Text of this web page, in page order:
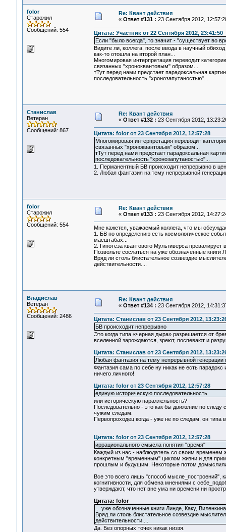
folor
Старожил
Сообщений: 554
Re: Квант действия
« Ответ #131 : 23 Сентября 2012,
Цитата: Участник от 22 Сентября 2012, 23:41:50
Если "было всегда", то значит - "существует во
Видите ли, коллега, после ввода в научный
как-то отошла на второй план...
Многомировая интерпретация переводит
связанных "хроноквантовым" образом...
тТут перед нами предстает парадоксальная
последовательность "хронозапутаностью"....
Станислав
Ветеран
Сообщений: 867
Re: Квант действия
« Ответ #132 : 23 Сентября 2012,
Цитата: folor от 23 Сентября 2012, 12:57:28
Многомировая интерпретация переводит
связанных "хроноквантовым" образом...
тТут перед нами предстает парадоксальная
последовательность "хронозапутаностью"...
1. Перманентный БВ происходит непрерывно в
2. Любая фантазия на тему непрерывной
folor
Старожил
Сообщений: 554
Re: Квант действия
« Ответ #133 : 23 Сентября 2012,
Мне кажется, уважаемый коллега, что мы
1. БВ по определению есть космологическое
масштабах...
2. Гипотеза квантового Мультиверса
Позвольте сослаться на уже обозначенные книги
Вряд ли столь блистательное созвездие
действительности....
Владислав
Ветеран
Сообщений: 2486
Re: Квант действия
« Ответ #134 : 23 Сентября 2012,
Цитата: Станислав от 23 Сентября 2012,
БВ происходит непрерывно
Это когда типа «черная дыра» разрешается от
вселенной зарождаются, зреют, поспевают и
Цитата: Станислав от 23 Сентября 2012,
Любая фантазия на тему непрерывной генерации
Фантазия сама по себе ну никак не есть
ничего личного!
Цитата: folor от 23 Сентября 2012, 12:57:28
единую историческую последовательность
или историческую параллельность?
Последовательно - это как бы движение по следу
чужим следам.
Первопроходец когда - уже не по следам, он типа
Цитата: folor от 23 Сентября 2012, 12:57:28
иррационального смысла понятия "время"
Каждый из нас - наблюдатель со своим
конкретным "временным" циклом жизни и для
прошлым и будущим. Некоторые потом
Все это всего лишь "способ мысле_построений",
когнитивности, для обмена мнениями с
утверждают, что нет вне ума ни времени ни
Цитата: folor
... уже обозначенные книги Линде, Каку,
Вряд ли столь блистательное созвездие
действительности....
Да. Без опорных точек никак низзя.